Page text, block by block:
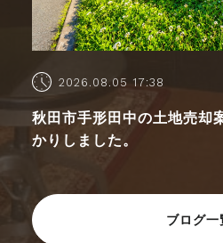
2026.08.05 17:38
秋田市手形田中の土地売却
かりしました。
ブログ一